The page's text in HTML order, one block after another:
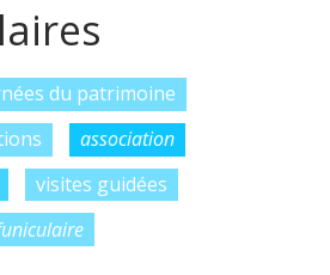
du patrimoine
association
visites guidées